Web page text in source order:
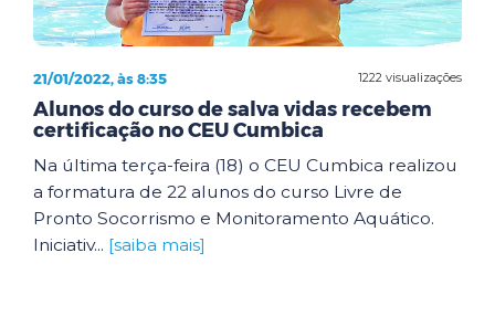
1222 visualizações
21/01/2022, às 8:35
Alunos do curso de salva vidas recebem
certificação no CEU Cumbica
Na última terça-feira (18) o CEU Cumbica realizou
a formatura de 22 alunos do curso Livre de
Pronto Socorrismo e Monitoramento Aquático.
Iniciativ... [saiba mais]